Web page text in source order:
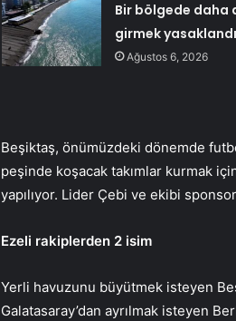
Bir bölgede daha
girmek yasaklandı
Ağustos 6, 2026
Beşiktaş, önümüzdeki dönemde
peşinde koşacak takımlar kurmak
yapılıyor. Lider Çebi ve ekibi
Ezeli rakiplerden 2 isim
Yerli havuzunu büyütmek isteyen
Galatasaray’dan ayrılmak isteyen